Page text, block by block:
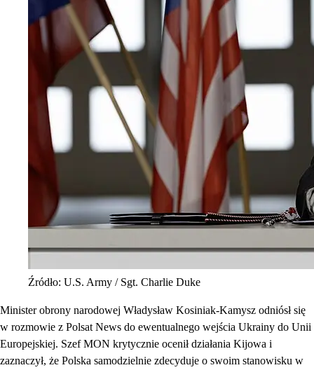
Źródło: U.S. Army / Sgt. Charlie Duke
Minister obrony narodowej Władysław Kosiniak-Kamysz odniósł się
w rozmowie z Polsat News do ewentualnego wejścia Ukrainy do Unii
Europejskiej. Szef MON krytycznie ocenił działania Kijowa i
zaznaczył, że Polska samodzielnie zdecyduje o swoim stanowisku w